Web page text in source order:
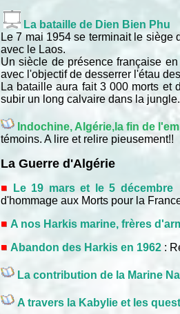
La bataille de Dien Bien Phu
Le 7 mai 1954 se terminait le siège
avec le Laos.
Un siècle de présence française
avec l'objectif de desserrer l'étau
La bataille aura fait 3 000 morts et
subir un long calvaire dans la
Indochine, Algérie,la fin de
témoins. A lire et relire pieusement!!
La Guerre d'Algérie
Le 19 mars et le 5 décembre:
d'hommage aux Morts pour la
A nos Harkis marine, frères
Abandon des Harkis en 1962 :
La contribution de la Marine
A travers la Kabylie et les